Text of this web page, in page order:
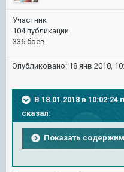
Участник
104 публикации
336 боёв
Опубликовано: 18 янв 2018,
В 18.01.2018 в 10:02:24
сказал:
Показать